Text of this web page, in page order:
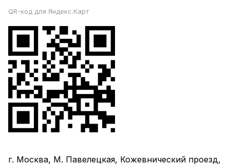
QR-код для Яндекс.Карт
г. Москва, М. Павелецкая, Кожевнический проезд,